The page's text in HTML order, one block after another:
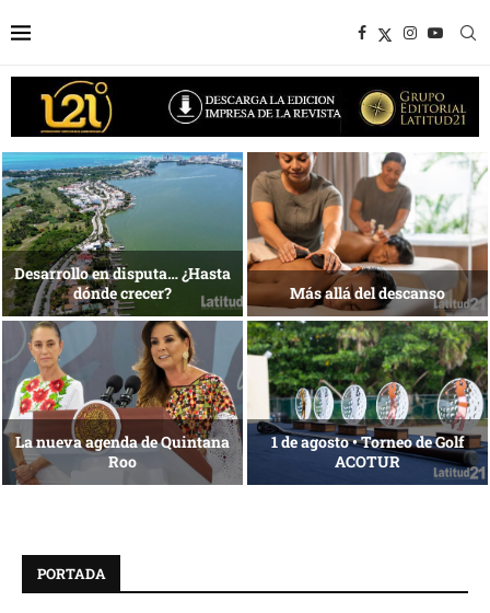
Bottega, un viaje servido a la
mesa
Energía que Impulsa la
competitividad
Reconocimiento de viajeros La esencia del servicio
PORTADA